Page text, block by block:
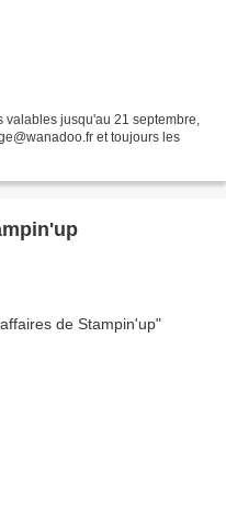
jusqu'au 21 septembre,
et toujours les